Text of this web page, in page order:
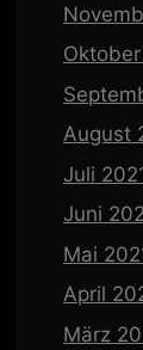
August
Juli
Juni
Mai
April
März